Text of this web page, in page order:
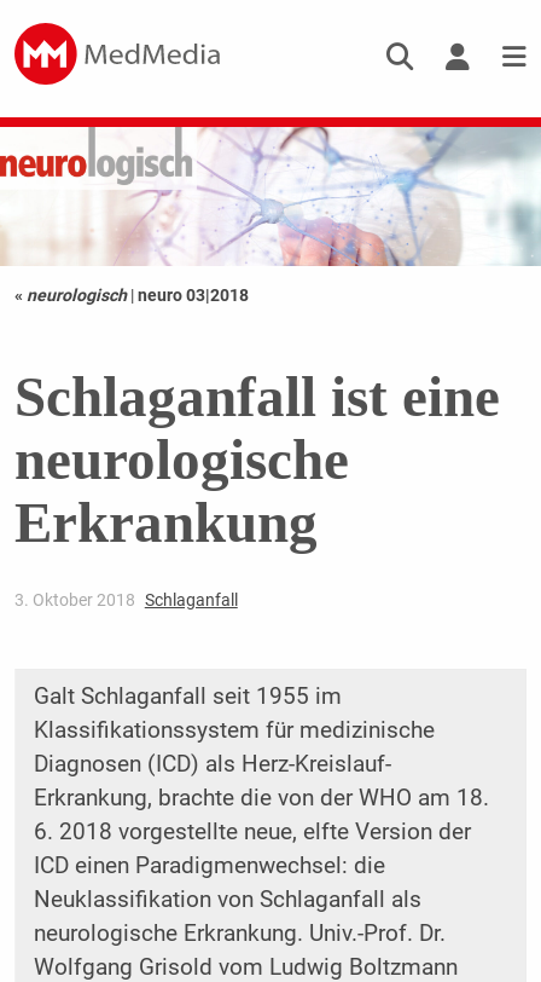
« neurologisch |neuro 03|2018
Schlaganfall ist eine
neurologische
Erkrankung
3. Oktober 2018 Schlaganfall
Galt Schlaganfall seit 1955 im
Klassifikationssystem für medizinische
Diagnosen (ICD) als Herz-Kreislauf-
Erkrankung, brachte die von der WHO am 18.
6. 2018 vorgestellte neue, elfte Version der
ICD einen Paradigmenwechsel: die
Neuklassifikation von Schlaganfall als
neurologische Erkrankung. Univ.-Prof. Dr.
Wolfgang Grisold vom Ludwig Boltzmann